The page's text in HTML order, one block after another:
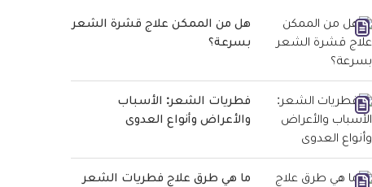
هل من الممكن علاج قشرة الشعر
بسرعة؟
فطريات الشعر: الأسباب
والأعراض وأنواع العدوى
ما هي طرق علاج فطريات الشعر